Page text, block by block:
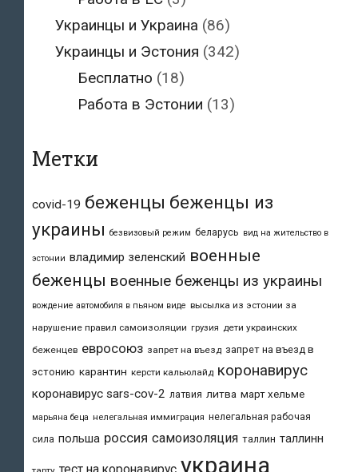
Украинцы и Украина (86)
Украинцы и Эстония (342)
Бесплатно (18)
Работа в Эстонии (13)
Метки
covid-19 беженцы беженцы из
украины безвизовый режим беларусь вид на жительство в
эстонии владимир зеленский военные
беженцы военные беженцы из украины
вождение автомобиля в пьяном виде высылка из эстонии за
нарушение правил самоизоляции грузия дети украинских
беженцев евросоюз запрет на въезд запрет на въезд в
эстонию карантин керсти кальюлайд коронавирус
коронавирус sars-cov-2 латвия литва март хельме
марьяна беца нелегальная иммиграция нелегальная рабочая
сила польша россия самоизоляция таллин таллинн
украина